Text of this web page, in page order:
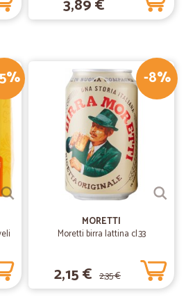
20/08/2020
a prezzi ottimi.
08/07/2020
15/02/2020
15/01/2020
3,89 €
-8%
MORETTI
Moretti birra lattina cl.33
2,15 € 2,35 €